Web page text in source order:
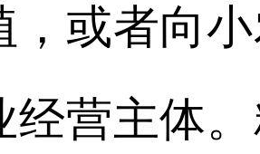
，或者向
经营主体